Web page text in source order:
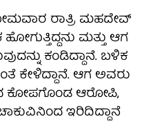
ರಾತ್ರಿ ಮಹದೇವ್
ಮತ್ತು ಆಗ
ಕಂಡಿದ್ದಾನೆ. ಬಳಿಕ
ಕೇಳಿದ್ದಾನೆ. ಆಗ ಅವರು
ಕೋಪಗೊಂಡ ಆರೋಪಿ,
ಇರಿದಿದ್ದಾನೆ